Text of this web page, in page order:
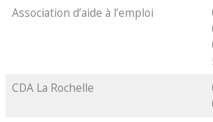
Association d’aide à l’emploi
CDA La Rochelle